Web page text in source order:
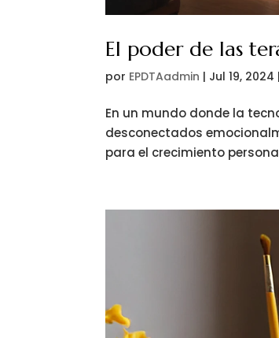
El poder de las
por EPDTAadmin | Jul 19, 2024 |
En un mundo donde la
desconectados
para el crecimiento